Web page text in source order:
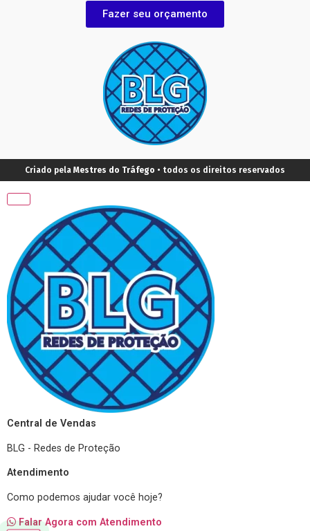
Fazer seu orçamento
Criado pela Mestres do Tráfego • todos os direitos reservados
Central de Vendas
BLG - Redes de Proteção
Atendimento
Como podemos ajudar você hoje?
Falar Agora com Atendimento